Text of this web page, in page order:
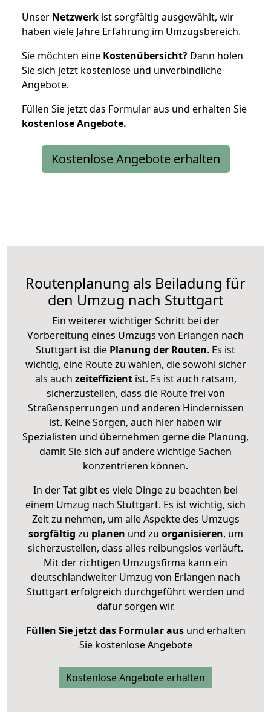
Unser Netzwerk ist sorgfältig ausgewählt, wir
haben viele Jahre Erfahrung im Umzugsbereich.
Sie möchten eine Kostenübersicht? Dann holen
Sie sich jetzt kostenlose und unverbindliche
Angebote.
Füllen Sie jetzt das Formular aus und erhalten Sie
kostenloseAngebote.
Kostenlose Angebote erhalten
Routenplanung als Beiladung für
den Umzug nach Stuttgart
Ein weiterer wichtiger Schritt bei der
Vorbereitung eines Umzugs von Erlangen nach
Stuttgart ist die Planung der Routen. Es ist
wichtig, eine Route zu wählen, die sowohl sicher
als auch zeiteffizientist. Es ist auch ratsam,
sicherzustellen, dass die Route frei von
Straßensperrungen und anderen Hindernissen
ist. Keine Sorgen, auch hier haben wir
Spezialisten und übernehmen gerne die Planung,
damit Sie sich auf andere wichtige Sachen
konzentrieren können.
In der Tat gibt es viele Dinge zu beachten bei
einem Umzug nach Stuttgart. Es ist wichtig, sich
Zeit zu nehmen, um alle Aspekte des Umzugs
sorgfältig zu planen und zu organisieren, um
sicherzustellen, dass alles reibungslos verläuft.
Mit der richtigen Umzugsfirma kann ein
deutschlandweiter Umzug von Erlangen nach
Stuttgart erfolgreich durchgeführt werden und
dafür sorgen wir.
Füllen Sie jetzt das Formular ausund erhalten
Sie kostenlose Angebote
Kostenlose Angebote erhalten